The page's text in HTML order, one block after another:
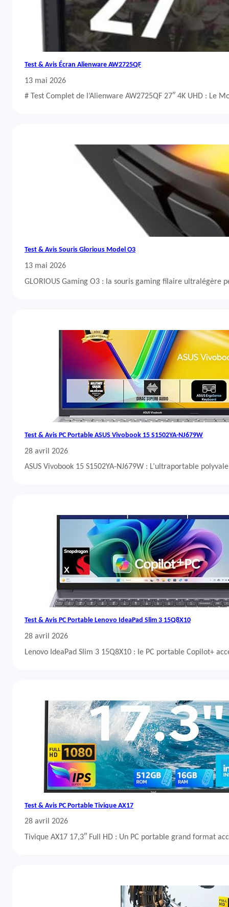
Test & Avis Écran Alienware AW2725QF
13 mai 2026
# Test Complet de l’Alienware AW2725QF 27″ 4K UHD : Le
Test & Avis Souris Glorious Model O3
13 mai 2026
GLORIOUS Gaming O3 : la souris gaming filaire ultralégère
Test & Avis PC Portable ASUS Vivobook 15 S1502YA-NJ679W
28 avril 2026
ASUS Vivobook 15 S1502YA-NJ679W : L’ultraportable
Test & Avis PC Portable Lenovo IdeaPad Slim 3 15Q8X10
28 avril 2026
Lenovo IdeaPad Slim 3 15Q8X10 : le PC portable Copilot+
Test & Avis PC Portable Tivique AX17
28 avril 2026
Tivique AX17 17,3″ Full HD : Un PC portable grand format